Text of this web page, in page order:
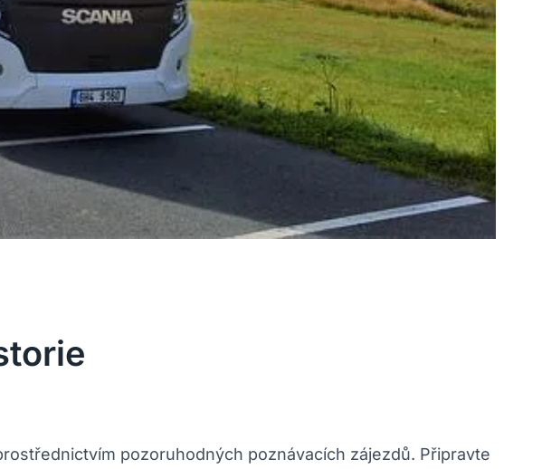
pozoruhodných poznávacích zájezdů. Připravte